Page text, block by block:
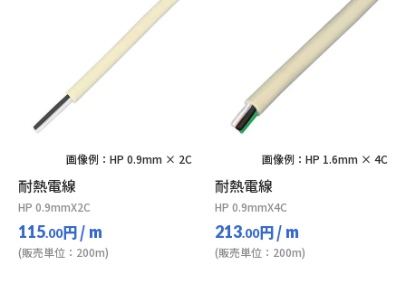
画像例：HP 0.9mm × 2C
耐熱電線
HP 0.9mmX2C
115.00円/ m
(販売単位：200m)
画像例：HP 1.6mm × 4C
耐熱電線
HP 0.9mmX4C
213.00円/ m
(販売単位：200m)